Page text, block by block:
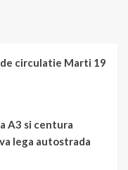
circulatie Marti 19
A3 si centura
lega autostrada